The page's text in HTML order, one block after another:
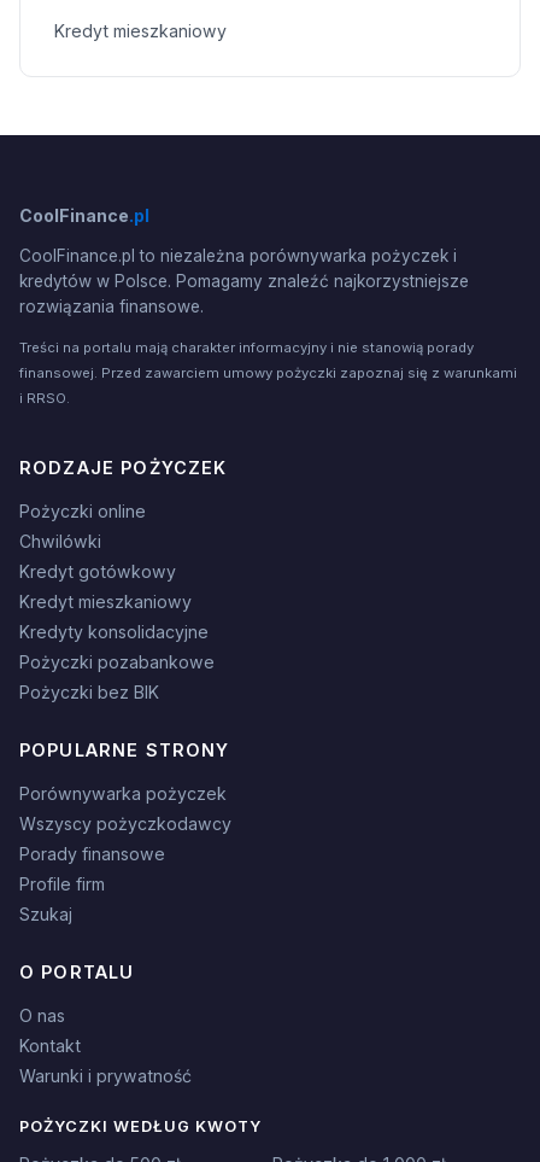
Kredyt mieszkaniowy
CoolFinance.pl
CoolFinance.pl to niezależna porównywarka pożyczek i
kredytów w Polsce. Pomagamy znaleźć najkorzystniejsze
rozwiązania finansowe.
Treści na portalu mają charakter informacyjny i nie stanowią porady
finansowej. Przed zawarciem umowy pożyczki zapoznaj się z warunkami
i RRSO.
RODZAJE POŻYCZEK
Pożyczki online
Chwilówki
Kredyt gotówkowy
Kredyt mieszkaniowy
Kredyty konsolidacyjne
Pożyczki pozabankowe
Pożyczki bez BIK
POPULARNE STRONY
Porównywarka pożyczek
Wszyscy pożyczkodawcy
Porady finansowe
Profile firm
Szukaj
O PORTALU
O nas
Kontakt
Warunki i prywatność
POŻYCZKI WEDŁUG KWOTY